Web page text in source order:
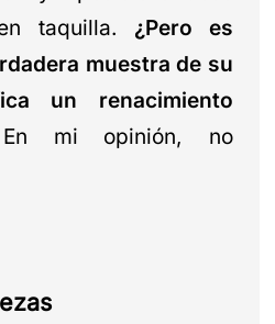
taquilla. ¿Pero es
muestra de su
un renacimiento
mi opinión, no